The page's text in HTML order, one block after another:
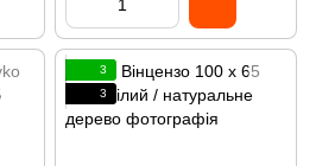
3
3